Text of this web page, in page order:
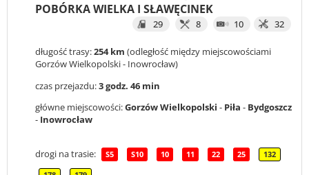
POBÓRKA WIELKA I SŁAWĘCINEK
29 8 10 32
długość trasy:254 km (odległość między miejscowościami
Gorzów Wielkopolski - Inowrocław)
czas przejazdu:3 godz. 46 min
główne miejscowości:Gorzów Wielkopolski - Piła - Bydgoszcz
- Inowrocław
drogi na trasie: S5 S10 10 11 22 25 132